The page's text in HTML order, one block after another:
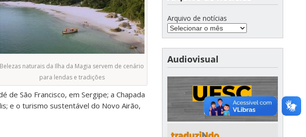
Belezas naturais da Ilha da Magia servem de cenário
para lendas e tradições
de São Francisco, em Sergipe; a Chapada
e o turismo sustentável do Novo Airão,
Arquivo de notícias
Audiovisual